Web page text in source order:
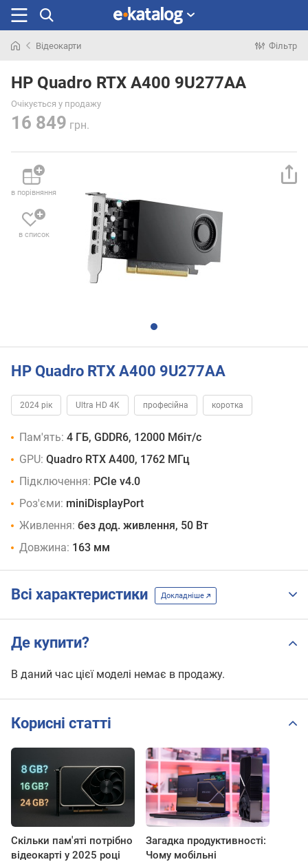
раніше
Відеокарти Фільтр
HP Quadro RTX A400 9U277AA
Очікується у продажу
16 849 грн.
в порівняння
в список
HP Quadro RTX A400 9U277AA
2024 рік Ultra HD 4K професійна коротка
Пам'ять: 4 ГБ, GDDR6, 12000 Мбіт/с
GPU: Quadro RTX A400, 1762 МГц
Підключення: PCIe v4.0
Роз'єми: miniDisplayPort
Живлення: без дод. живлення, 50 Вт
Довжина: 163 мм
Всі характеристики Докладніше
Де купити?
В даний час цієї моделі немає в продажу.
Корисні статті
Скільки пам'яті потрібно
відеокарті у 2025 році
Загадка продуктивності:
Чому мобільні